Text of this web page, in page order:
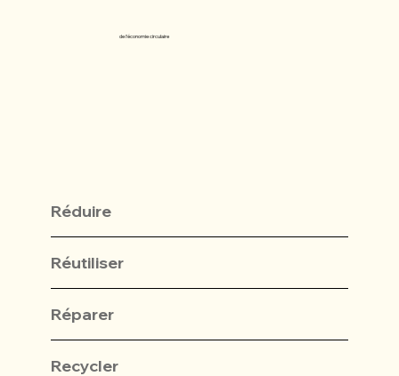
de l'économie circulaire
Réduire
Réutiliser
Réparer
Recycler